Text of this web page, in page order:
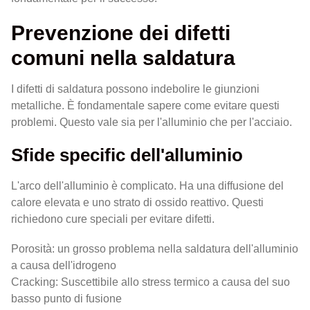
Prevenzione dei difetti
comuni nella saldatura
I difetti di saldatura possono indebolire le giunzioni
metalliche. È fondamentale sapere come evitare questi
problemi. Questo vale sia per l'alluminio che per l'acciaio.
Sfide specific dell'alluminio
L'arco dell'alluminio è complicato. Ha una diffusione del
calore elevata e uno strato di ossido reattivo. Questi
richiedono cure speciali per evitare difetti.
Porosità: un grosso problema nella saldatura dell'alluminio
a causa dell'idrogeno
Cracking: Suscettibile allo stress termico a causa del suo
basso punto di fusione